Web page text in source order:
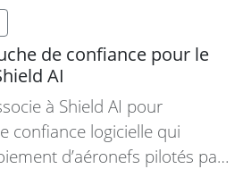
de confiance pour le
AI
à Shield AI pour
confiance logicielle qui
d’aéronefs pilotés par